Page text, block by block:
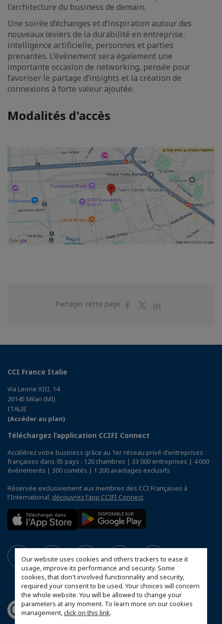
Our website uses cookies and others trackers to ease it
usage, improve its performance and security. Some
cookies, that don't involved functionnality and security,
required your consent to be used. Your choices will concern
the whole website. You will be allowed to change your
parameters at any moment. To learn more on our cookies
management,click on this link.
l’architecture du business de demain.
Une soirée d’échanges et d’inspiration autour des
nouveaux leviers de la durabilité en entreprise :
intelligence artificielle, personnes et parties
prenantes. L’événement sera également une
importante occasion de networking, pensée pour
favoriser le partage d’insights et la création de
connexions à forte valeur ajoutée.
Modalités d'accès
Partager cette page
PartagerPartager
CCI France Italie
Via Leone XIII, 14
20145 Milan (MI)
ITALIE
(Accéder au plan)
Téléchargez l’application CCIFI Connect
Accélérez votre business grâce au 1er réseau privé d'entreprises
françaises dans 95 pays : 120 chambres | 33 000 entreprises | 4 000
événements | 300 comités | 1 200 avantages exclusifs
Réservée exclusivement aux membres des CCI Françaises à
l'International, découvrez l'app CCIFI Connect.